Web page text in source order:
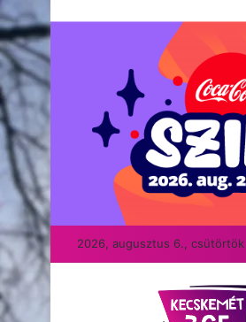
2026, augusztus 6., csütörtök